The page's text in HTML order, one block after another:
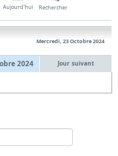
Aujourd'hui Rechercher
Mercredi, 23 Octobre 2024
2024 Jour suivant